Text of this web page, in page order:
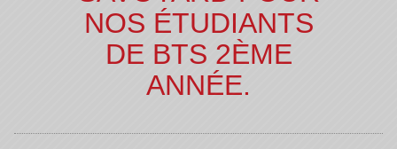
NOS ÉTUDIANTS
DE BTS 2ÈME
ANNÉE.